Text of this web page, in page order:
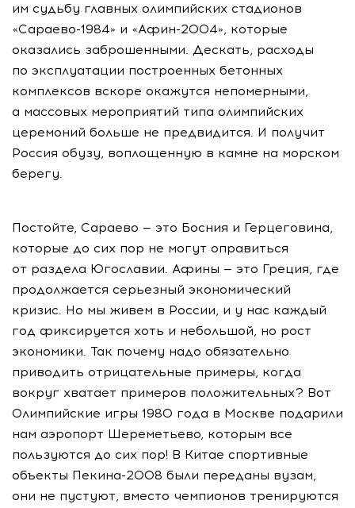
им судьбу главных олимпийских стадионов
«Сараево-1984» и «Афин-2004», которые
оказались заброшенными. Дескать, расходы
по эксплуатации построенных бетонных
комплексов вскоре окажутся непомерными,
а массовых мероприятий типа олимпийских
церемоний больше не предвидится. И получит
Россия обузу, воплощенную в камне на морском
берегу.
Постойте, Сараево — это Босния и Герцеговина,
которые до сих пор не могут оправиться
от раздела Югославии. Афины — это Греция, где
продолжается серьезный экономический
кризис. Но мы живем в России, и у нас каждый
год фиксируется хоть и небольшой, но рост
экономики. Так почему надо обязательно
приводить отрицательные примеры, когда
вокруг хватает примеров положительных? Вот
Олимпийские игры 1980 года в Москве подарили
нам аэропорт Шереметьево, которым все
пользуются до сих пор! В Китае спортивные
объекты Пекина-2008 были переданы вузам,
они не пустуют, вместо чемпионов тренируются